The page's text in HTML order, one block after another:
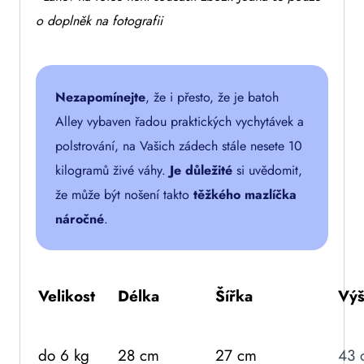
o doplněk na fotografii
Nezapomínejte, že i přesto, že je batoh
Alley vybaven řadou praktických vychytávek a
polstrování, na Vašich zádech stále nesete 10
kilogramů živé váhy. Je důležité si uvědomit,
že může být nošení takto těžkého mazlíčka
náročné.
Velikost Délka Šířka
do 6 kg 28 cm 27 cm 43